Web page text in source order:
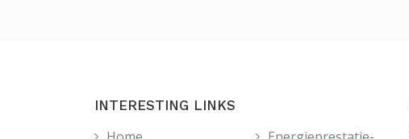
INTERESTING LINKS